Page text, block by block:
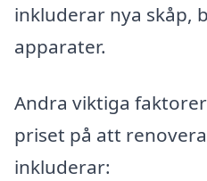
inkluderar nya skåp,
apparater.
Andra viktiga
priset på att
inkluderar: